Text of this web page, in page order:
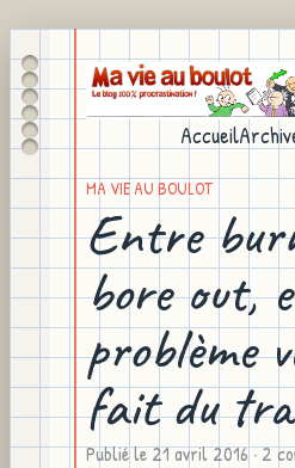
Accueil
MA VIE AU BOULOT
Entre
bore out,
problème
fait du
Publié le21 avril 2016· 2